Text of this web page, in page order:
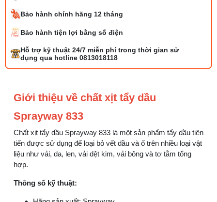
Bảo hành chính hãng 12 tháng
Bảo hành tiện lợi bằng số điện
Hỗ trợ kỹ thuật 24/7 miễn phí trong thời gian sử
dụng qua hotline 0813018118
Giới thiệu về chất xịt tẩy dầu
Sprayway 833
Chất xịt tẩy dầu Sprayway 833 là một sản phẩm tẩy dầu tiên
tiến được sử dụng để loại bỏ vết dầu và ố trên nhiều loại vật
liệu như vải, da, len, vải dệt kim, vải bông và tơ tằm tổng
hợp.
Thông số kỹ thuật:
đáng mua
25/07/2026 09:30 AM
chỉ đúng
21/07/2026 09:08 AM
Máy vắt sổ Siruba Trung và Đài khác nhau
thế nào
17/07/2026 08:20 AM
điểm lỗi chuẩn